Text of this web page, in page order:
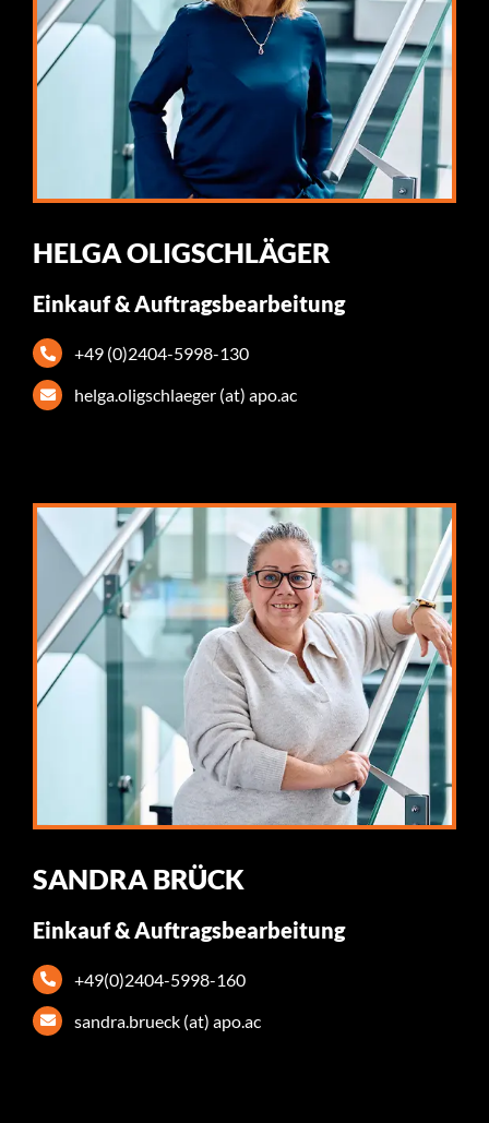
HELGA OLIGSCHLÄGER
Einkauf & Auftragsbearbeitung
+49 (0)2404-5998-130
helga.oligschlaeger (at) apo.ac
SANDRA BRÜCK
Einkauf & Auftragsbearbeitung
+49(0)2404-5998-160
sandra.brueck (at) apo.ac